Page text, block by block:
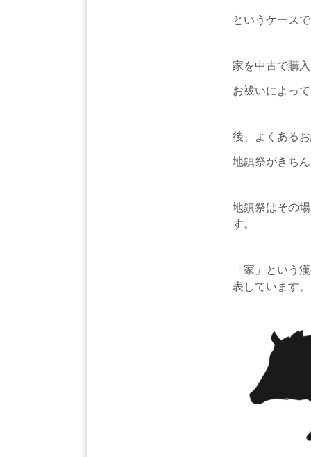
というケース
家を中古で購
お祓いによっ
後、よくある
地鎮祭がきち
地鎮祭はその
す。
「家」という
表しています。